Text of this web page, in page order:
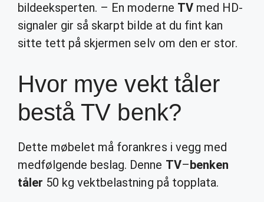
bildeeksperten. – En moderne TVmed HD-
signaler gir så skarpt bilde at du fint kan
sitte tett på skjermen selv om den er stor.
Hvor mye vekt tåler
bestå TV benk?
Dette møbelet må forankres i vegg med
medfølgende beslag. Denne TV–benken
tåler 50 kg vektbelastning på topplata.